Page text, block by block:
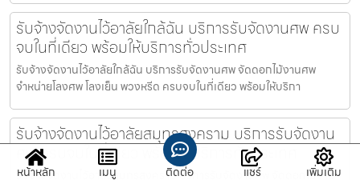
รับจ้างจัดงานไว้อาลัยใกล้ฉัน บริการรับจัดงานศพ ครบ
จบในที่เดียว พร้อมให้บริการทั่วประเทศ
รับจ้างจัดงานไว้อาลัยใกล้ฉัน บริการรับจัดงานศพ จัดดอกไม้งานศพ
จำหน่ายโลงศพ โลงเย็น พวงหรีด ครบจบในที่เดียว พร้อมให้บริกา
รับจ้างจัดงานไว้อาลัยสมุทรสงคราม บริการรับจัดงาน
ศพ ครบจบในที่เดียว พร้อมให้บริการทั่วประเทศ
รับจ้างจัดงานไว้อาลัยสมุทรสงคราม บริการรับจัดงานศพ จัดดอกไม้งาน
หน้าหลัก เมนู ติดต่อ แชร์ เพิ่มเติม